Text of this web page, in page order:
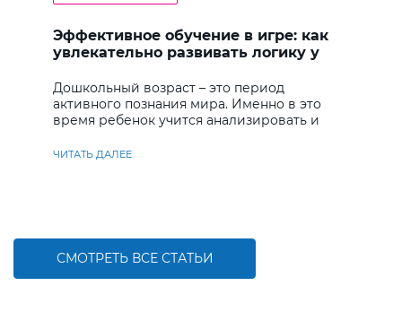
Эффективное обучение в игре: как
увлекательно развивать логику у
Дошкольный возраст – это период
активного познания мира. Именно в это
время ребенок учится анализировать и
ЧИТАТЬ ДАЛЕЕ
СМОТРЕТЬ ВСЕ СТАТЬИ